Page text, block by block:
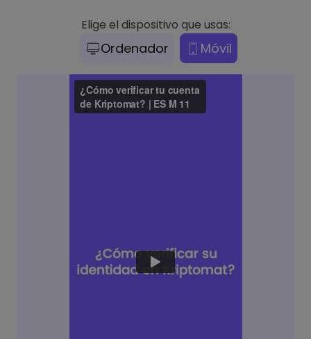
Elige el dispositivo que usas:
Ordenador Móvil